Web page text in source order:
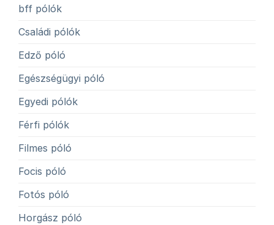
bff pólók
Családi pólók
Edző póló
Egészségügyi póló
Egyedi pólók
Férfi pólók
Filmes póló
Focis póló
Fotós póló
Horgász póló